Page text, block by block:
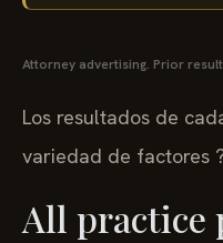
Attorney advertising. Prior
Los resultados de
variedad de factores
All practice